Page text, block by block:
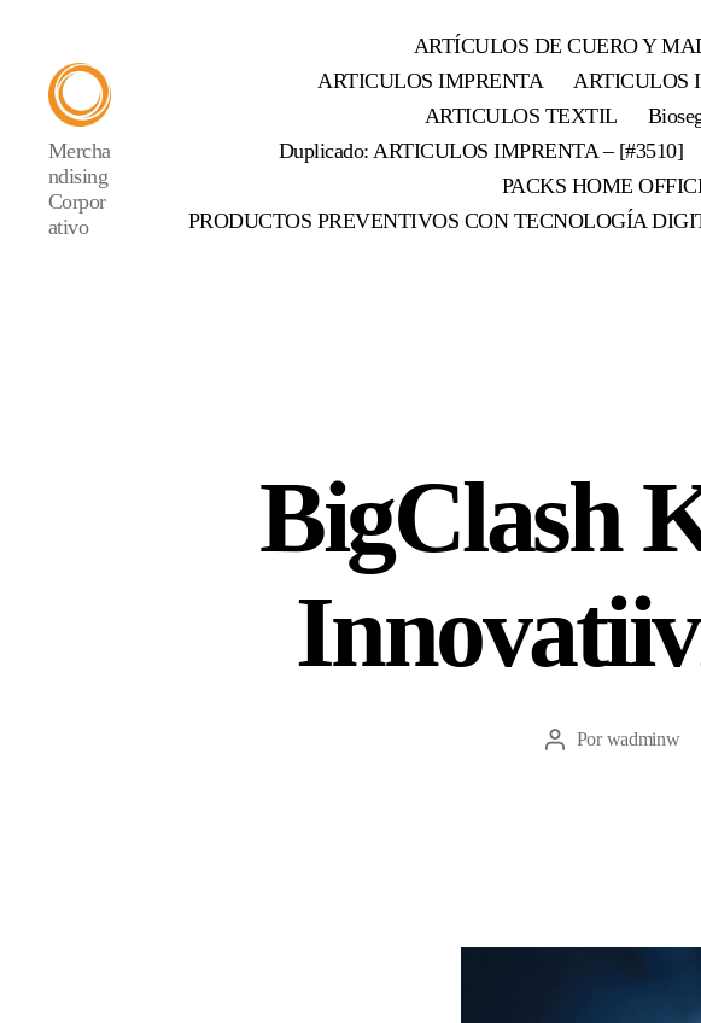
Mercha
ndising
Corpor
ativo
ARTÍCULOS DE CUERO Y
ARTICULOS IMPRENTA
ARTICULOS
ARTICULOS TEXTIL
Duplicado: ARTICULOS IMPRENTA – [#3510]
PACKS HOME
PRODUCTOS PREVENTIVOS CON TECNOLOGÍA
BigClash
Porwadminw